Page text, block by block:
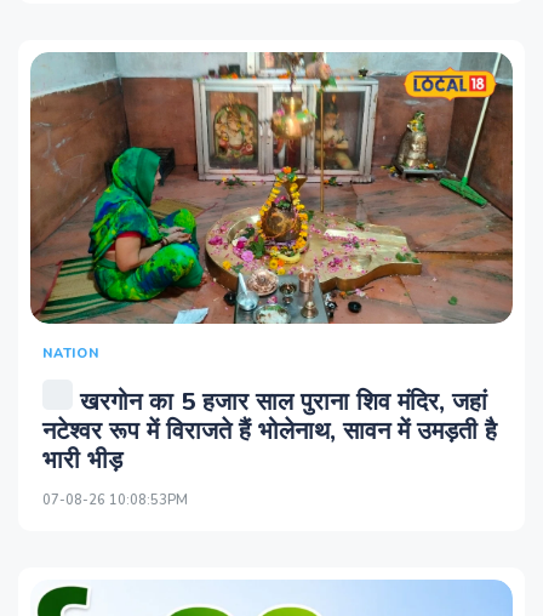
NATION
खरगोन का 5 हजार साल पुराना शिव मंदिर, जहां
नटेश्वर रूप में विराजते हैं भोलेनाथ, सावन में उमड़ती है
भारी भीड़
07-08-26 10:08:53PM